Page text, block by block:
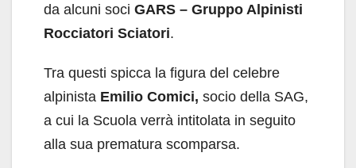
da alcuni soci GARS – Gruppo Alpinisti
Rocciatori Sciatori.
Tra questi spicca la figura del celebre
alpinista Emilio Comici, socio della SAG,
a cui la Scuola verrà intitolata in seguito
alla sua prematura scomparsa.